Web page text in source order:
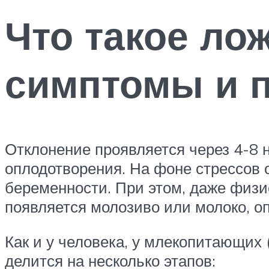
Что такое
симптомы и
Отклонение проявляется через 4-8
оплодотворения. На фоне
беременности. При этом, даже
появляется молозиво или молоко,
Как и у человека, у млекопитающих
делится на несколько этапов: